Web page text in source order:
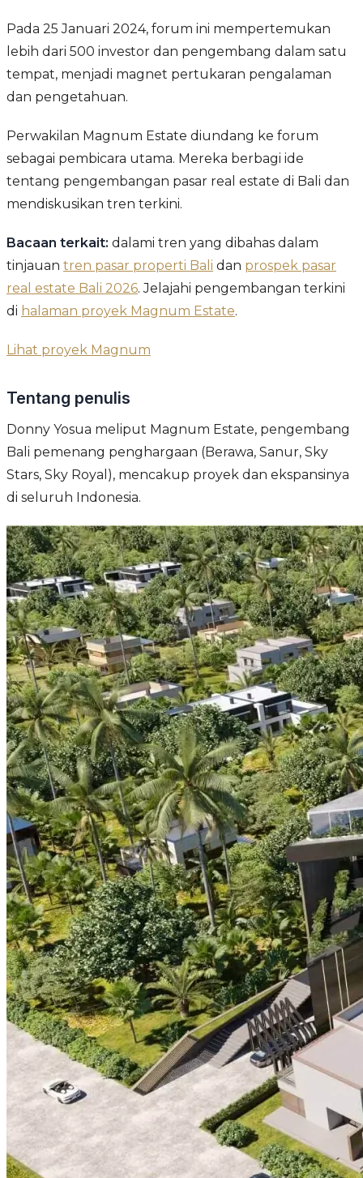
Pada 25 Januari 2024, forum ini mempertemukan
lebih dari 500 investor dan pengembang dalam satu
tempat, menjadi magnet pertukaran pengalaman
dan pengetahuan.
Perwakilan Magnum Estate diundang ke forum
sebagai pembicara utama. Mereka berbagi ide
tentang pengembangan pasar real estate di Bali dan
mendiskusikan tren terkini.
Bacaan terkait: dalami tren yang dibahas dalam
tinjauan tren pasar properti Bali dan prospek pasar
real estate Bali 2026. Jelajahi pengembangan terkini
di halaman proyek Magnum Estate.
Lihat proyek Magnum
Tentang penulis
Donny Yosua meliput Magnum Estate, pengembang
Bali pemenang penghargaan (Berawa, Sanur, Sky
Stars, Sky Royal), mencakup proyek dan ekspansinya
di seluruh Indonesia.